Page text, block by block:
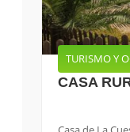
TURISMO Y
CASA